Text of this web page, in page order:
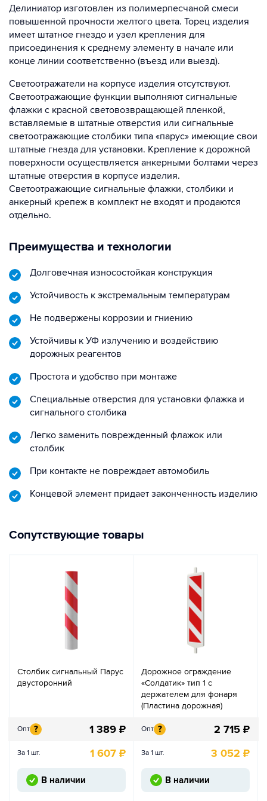
Делиниатор изготовлен из полимерпесчаной смеси
повышенной прочности желтого цвета. Торец изделия
имеет штатное гнездо и узел крепления для
присоединения к среднему элементу в начале или
конце линии соответственно (въезд или выезд).
Светоотражатели на корпусе изделия отсутствуют.
Светоотражающие функции выполняют сигнальные
флажки с красной световозвращающей пленкой,
вставляемые в штатные отверстия или сигнальные
светоотражающие столбики типа «парус» имеющие свои
штатные гнезда для установки. Крепление к дорожной
поверхности осуществляется анкерными болтами через
штатные отверстия в корпусе изделия.
Светоотражающие сигнальные флажки, столбики и
анкерный крепеж в комплект не входят и продаются
отдельно.
Преимущества и технологии
Долговечная износостойкая конструкция
Устойчивость к экстремальным температурам
Не подвержены коррозии и гниению
Устойчивы к УФ излучению и воздействию
дорожных реагентов
Простота и удобство при монтаже
Специальные отверстия для установки флажка и
сигнального столбика
Легко заменить поврежденный флажок или
столбик
При контакте не повреждает автомобиль
Концевой элемент придает законченность изделию
Сопутствующие товары
Столбик сигнальный Парус
двусторонний
Опт ? 1 389 ₽
За 1 шт. 1 607 ₽
В наличии
Дорожное ограждение
«Солдатик» тип 1 с
держателем для фонаря
(Пластина дорожная)
Опт ? 2 715 ₽
За 1 шт. 3 052 ₽
В наличии